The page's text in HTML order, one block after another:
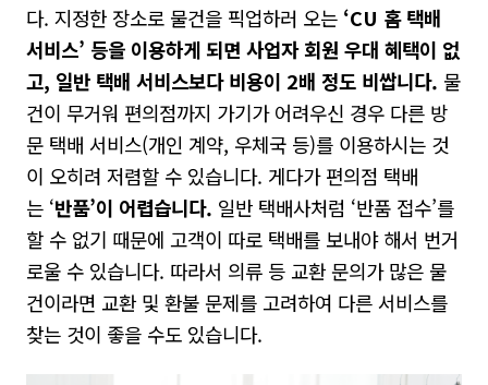
다. 지정한 장소로 물건을 픽업하러 오는 ‘CU 홈 택배
서비스’ 등을 이용하게 되면 사업자 회원 우대 혜택이 없
고, 일반 택배 서비스보다 비용이 2배 정도 비쌉니다. 물
건이 무거워 편의점까지 가기가 어려우신 경우 다른 방
문 택배 서비스(개인 계약, 우체국 등)를 이용하시는 것
이 오히려 저렴할 수 있습니다. 게다가 편의점 택배
는 ‘반품’이 어렵습니다. 일반 택배사처럼 ‘반품 접수’를
할 수 없기 때문에 고객이 따로 택배를 보내야 해서 번거
로울 수 있습니다. 따라서 의류 등 교환 문의가 많은 물
건이라면 교환 및 환불 문제를 고려하여 다른 서비스를
찾는 것이 좋을 수도 있습니다.